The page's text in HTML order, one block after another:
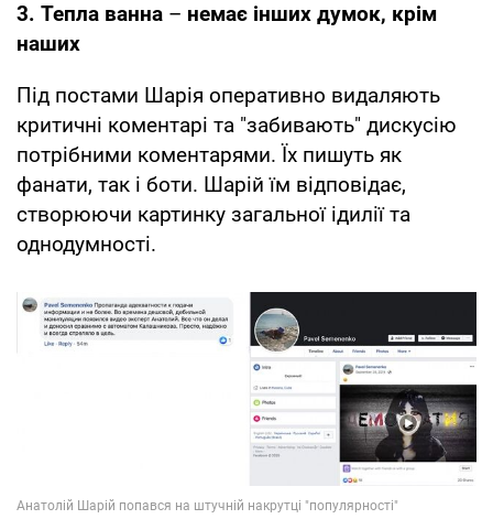
3. Тепла ванна – немає інших думок, крім
наших
Під постами Шарія оперативно видаляють
критичні коментарі та "забивають" дискусію
потрібними коментарями. Їх пишуть як
фанати, так і боти. Шарій їм відповідає,
створюючи картинку загальної ідилії та
однодумності.